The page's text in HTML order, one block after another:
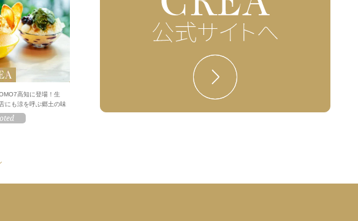
高知に登場！生
にも涼を呼ぶ郷土の味